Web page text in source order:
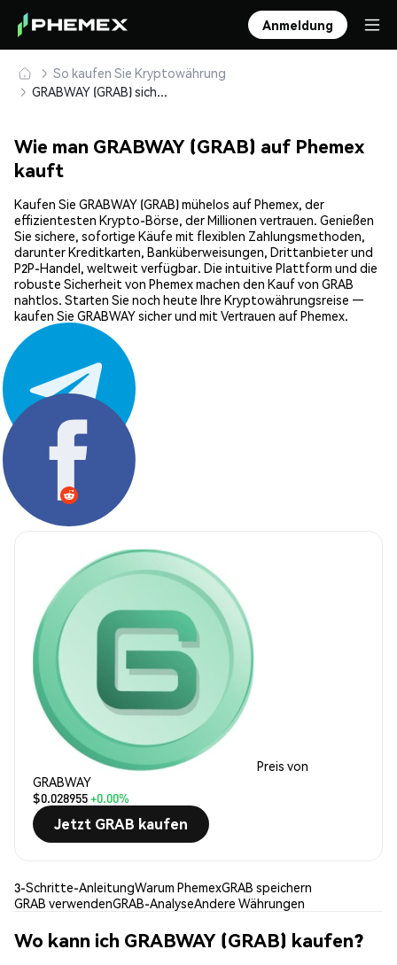
Anmeldung
So kaufen Sie Kryptowährung
GRABWAY (GRAB) sicher kaufen und speichern
Wie man GRABWAY (GRAB) auf Phemex
kauft
Kaufen Sie GRABWAY (GRAB) mühelos auf Phemex, der
effizientesten Krypto-Börse, der Millionen vertrauen. Genießen
Sie sichere, sofortige Käufe mit flexiblen Zahlungsmethoden,
darunter Kreditkarten, Banküberweisungen, Drittanbieter und
P2P-Handel, weltweit verfügbar. Die intuitive Plattform und die
robuste Sicherheit von Phemex machen den Kauf von GRAB
nahtlos. Starten Sie noch heute Ihre Kryptowährungsreise —
kaufen Sie GRABWAY sicher und mit Vertrauen auf Phemex.
Teilen:
Preis von
GRABWAY
$0.028955+0.00%
Jetzt GRAB kaufen
3-Schritte-AnleitungWarum PhemexGRAB speichern
GRAB verwendenGRAB-AnalyseAndere Währungen
Wo kann ich GRABWAY (GRAB) kaufen?